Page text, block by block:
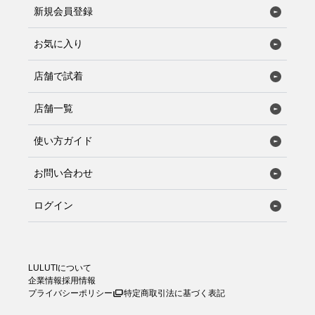
新規会員登録
お気に入り
店舗で試着
店舗一覧
使い方ガイド
お問い合わせ
ログイン
LULUTIについて
企業情報採用情報
プライバシーポリシー
特定商取引法に基づく表記